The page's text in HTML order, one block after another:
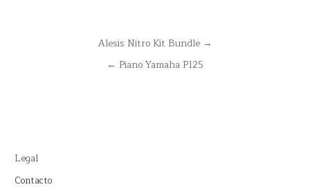
NavegaciónAlesis Nitro Kit Bundle →
← Piano Yamaha P125
Legal
Contacto